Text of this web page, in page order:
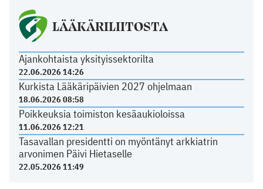
LÄÄKÄRILIITOSTA
Ajankohtaista yksityissektorilta
22.06.2026 14:26
Kurkista Lääkäripäivien 2027 ohjelmaan
18.06.2026 08:58
Poikkeuksia toimiston kesäaukioloissa
11.06.2026 12:21
Tasavallan presidentti on myöntänyt arkkiatrin
arvonimen Päivi Hietaselle
22.05.2026 11:49